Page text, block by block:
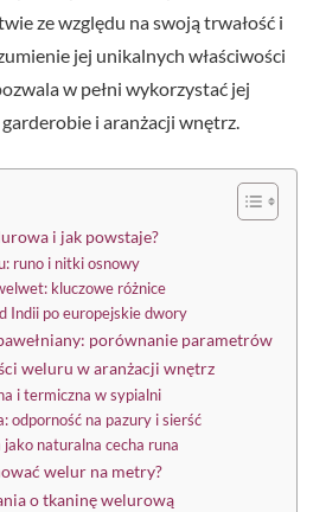
ze względu na swoją trwałość i
jej unikalnych właściwości
w pełni wykorzystać jej
i aranżacji wnętrz.
i jak powstaje?
runo i nitki osnowy
kluczowe różnice
Indii po europejskie dwory
porównanie parametrów
weluru w aranżacji wnętrz
i termiczna w sypialni
odporność na pazury i sierść
naturalna cecha runa
welur na metry?
o tkaninę welurową